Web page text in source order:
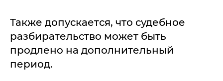
Также допускается, что судебное
разбирательство может быть
продлено на дополнительный
период.